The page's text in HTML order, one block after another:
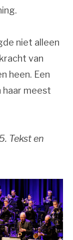
niet alleen
van
heen. Een
haar meest
Tekst en